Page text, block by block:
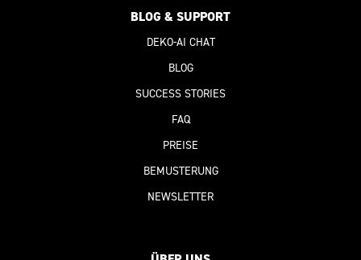
BLOG & SUPPORT
DEKO-AI CHAT
BLOG
SUCCESS STORIES
FAQ
PREISE
BEMUSTERUNG
NEWSLETTER